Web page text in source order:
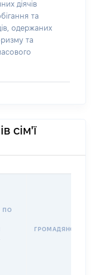
діячів
та
одержаних
та
сім'ї
ПО
ГРОМАДЯНСТВО